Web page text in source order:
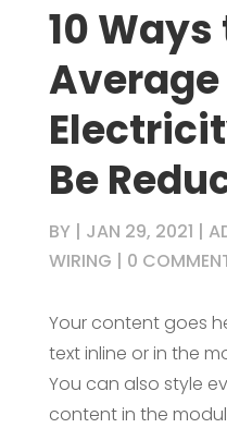
10
Be
BY | JAN 29, 2021 |
WIRING | 0
Your content goes
text inline or in the
You can also style
content in the